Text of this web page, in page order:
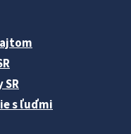
SR
s ľuďmi